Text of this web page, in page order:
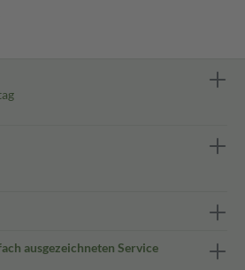
ausgezeichneten Service